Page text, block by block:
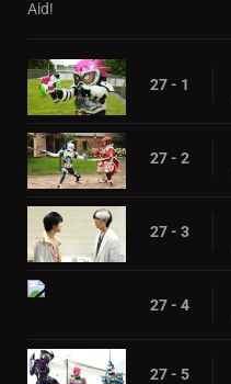
Aid!
27 - 1
27 - 2
27 - 3
27 - 4
27 - 5